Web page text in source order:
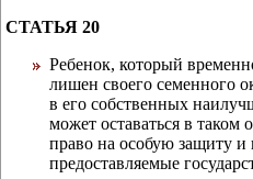
СТАТЬЯ 20
Ребенок, который
лишен своего семенного
в его собственных
может оставаться в таком
право на особую защиту
предоставляемые